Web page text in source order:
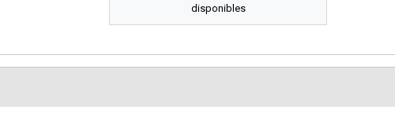
disponibles